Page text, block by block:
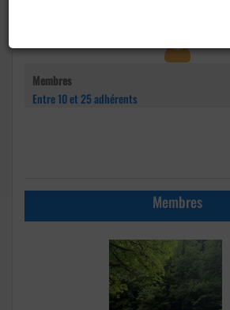
Membres
Entre 10 et 25 adhérents
Membres